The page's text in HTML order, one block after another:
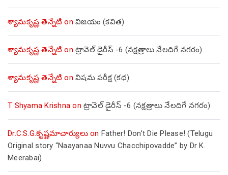
శ్యామకృష్ణ తెన్నేటి on విజయం (కవిత)
శ్యామకృష్ణ తెన్నేటి on ట్రావెల్ డైరీస్ -6 (నక్షత్రాలు నేలదిగే నగరం)
శ్యామకృష్ణ తెన్నేటి on విషమ పరీక్ష (క‌థ‌)
T Shyama Krishna on ట్రావెల్ డైరీస్ -6 (నక్షత్రాలు నేలదిగే నగరం)
Dr.C.S.G.కృష్ణమాచార్యులుon Father! Don’t Die Please! (Telugu
Original story “Naayanaa Nuvvu Chacchipovadde” by Dr K.
Meerabai)